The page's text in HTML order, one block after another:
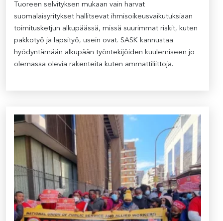
Tuoreen selvityksen mukaan vain harvat
suomalaisyritykset hallitsevat ihmisoikeusvaikutuksiaan
toimitusketjun alkupäässä, missä suurimmat riskit, kuten
pakkotyö ja lapsityö, usein ovat. SASK kannustaa
hyödyntämään alkupään työntekijöiden kuulemiseen jo
olemassa olevia rakenteita kuten ammattiliittoja.